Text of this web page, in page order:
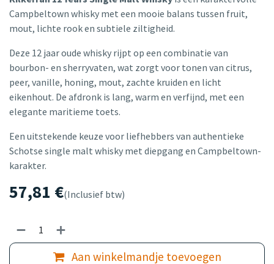
Campbeltown whisky met een mooie balans tussen fruit,
mout, lichte rook en subtiele ziltigheid.
Deze 12 jaar oude whisky rijpt op een combinatie van
bourbon- en sherryvaten, wat zorgt voor tonen van citrus,
peer, vanille, honing, mout, zachte kruiden en licht
eikenhout. De afdronk is lang, warm en verfijnd, met een
elegante maritieme toets.
Een uitstekende keuze voor liefhebbers van authentieke
Schotse single malt whisky met diepgang en Campbeltown-
karakter.
57,81 €(Inclusief btw)
Aan winkelmandje toevoegen